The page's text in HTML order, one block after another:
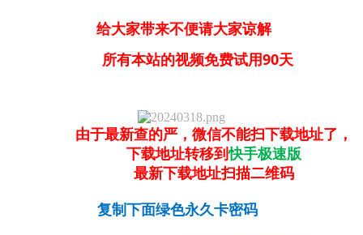
给大家带来不便请大家谅解
所有本站的视频免费试用90天
由于最新查的严，微信不能扫下载地址了，
下载地址转移到快手极速版
最新下载地址扫描二维码
复制下面绿色永久卡密码